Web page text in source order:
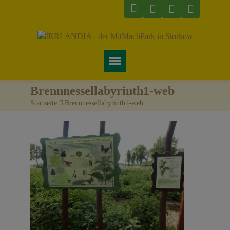
Startseite
Preise & Infos
Tickets
Attraktionen
Videos
Veranstaltungen
Brennnessellabyrinth1-web
Startseite > Brennnessellabyrinth1-web